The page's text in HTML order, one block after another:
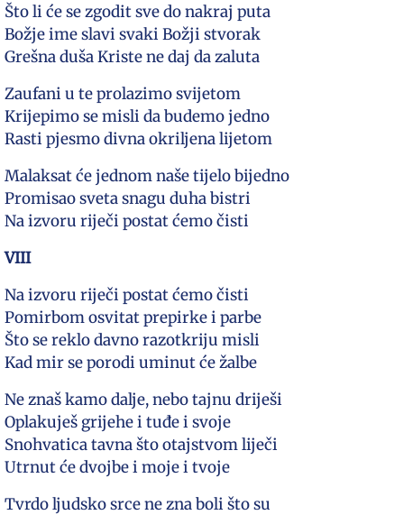
Što li će se zgodit sve do nakraj puta
Božje ime slavi svaki Božji stvorak
Grešna duša Kriste ne daj da zaluta
Zaufani u te prolazimo svijetom
Krijepimo se misli da budemo jedno
Rasti pjesmo divna okriljena lijetom
Malaksat će jednom naše tijelo bijedno
Promisao sveta snagu duha bistri
Na izvoru riječi postat ćemo čisti
VIII
Na izvoru riječi postat ćemo čisti
Pomirbom osvitat prepirke i parbe
Što se reklo davno razotkriju misli
Kad mir se porodi uminut će žalbe
Ne znaš kamo dalje, nebo tajnu driješi
Oplakuješ grijehe i tuđe i svoje
Snohvatica tavna što otajstvom liječi
Utrnut će dvojbe i moje i tvoje
Tvrdo ljudsko srce ne zna boli što su